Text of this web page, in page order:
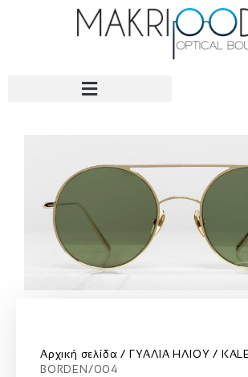
Αρχική σελίδα ΓΥΑΛΙΑ ΗΛΙΟΥ
BORDEN/004